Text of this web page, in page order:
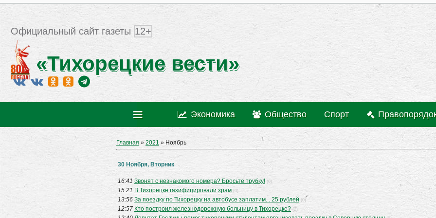
Официальный сайт газеты 12+
«Тихорецкие вести»
Экономика Общество Спорт
Главная » 2021 » Ноябрь
30 Ноября, Вторник
16:41 Звонят с незнакомого номера? Бросьте трубку! (0)
15:21 В Тихорецке газифицировали храм (0)
13:56 За поездку по Тихорецку на автобусе заплатим... 25 рублей (0)
12:57 Кто построил железнодорожную больницу в Тихорецке? (2)